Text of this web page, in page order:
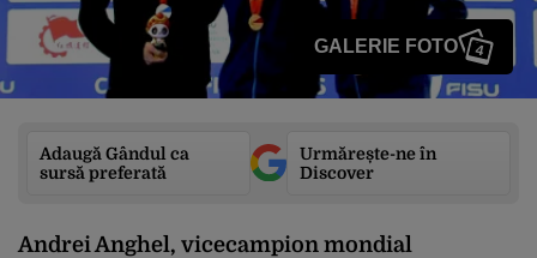
GALERIE FOTO 4
Adaugă Gândul ca
sursă preferată
Urmărește-ne în
Discover
Andrei Anghel, vicecampion mondial